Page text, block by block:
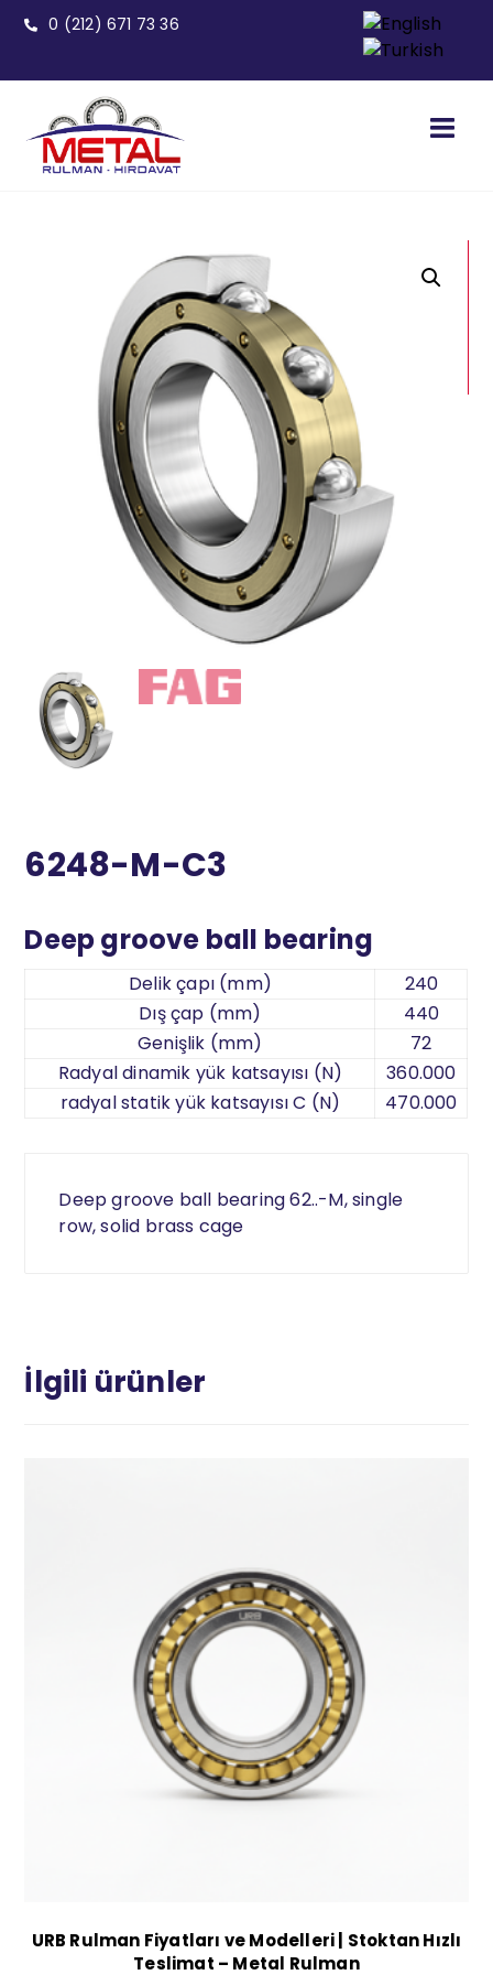
0 (212) 671 73 36
6248-M-C3
Deep groove ball bearing
Delik çapı (mm)
240
Dış çap (mm)
440
Genişlik (mm)
72
Radyal dinamik yük katsayısı (N)
360.000
radyal statik yük katsayısı C (N)
470.000
Deep groove ball bearing 62..-M, single
row, solid brass cage
İlgili ürünler
URB Rulman Fiyatları ve Modelleri | Stoktan Hızlı
Teslimat – Metal Rulman